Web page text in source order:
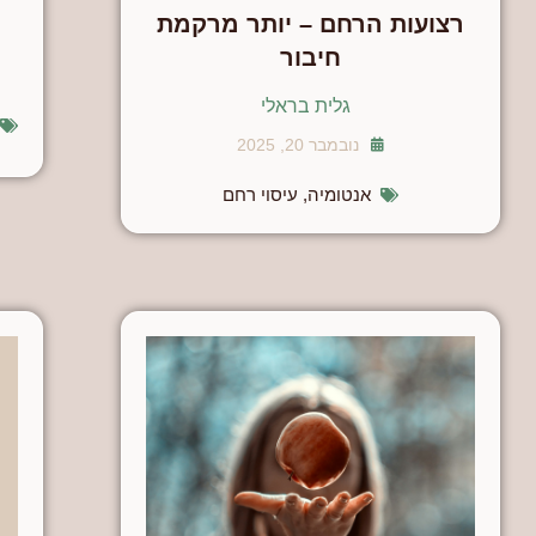
רצועות הרחם – יותר מרקמת
חיבור
גלית בראלי
נובמבר 20, 2025
אנטומיה, עיסוי רחם